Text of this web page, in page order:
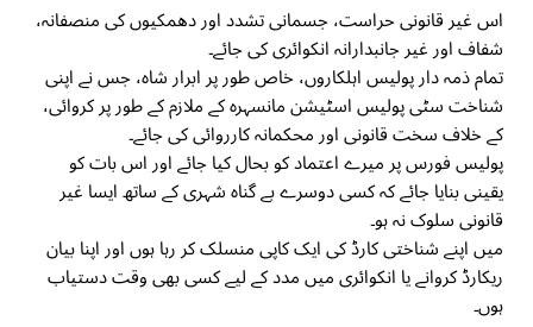
اس غیر قانونی حراست، جسمانی تشدد اور دھمکیوں کی منصفانہ،
شفاف اور غیر جانبدارانہ انکوائری کی جائے۔
تمام ذمہ دار پولیس اہلکاروں، خاص طور پر ابرار شاہ، جس نے اپنی
شناخت سٹی پولیس اسٹیشن مانسہرہ کے ملازم کے طور پر کروائی،
کے خلاف سخت قانونی اور محکمانہ کارروائی کی جائے۔
پولیس فورس پر میرے اعتماد کو بحال کیا جائے اور اس بات کو
یقینی بنایا جائے کہ کسی دوسرے بے گناہ شہری کے ساتھ ایسا غیر
قانونی سلوک نہ ہو۔
میں اپنے شناختی کارڈ کی ایک کاپی منسلک کر رہا ہوں اور اپنا بیان
ریکارڈ کروانے یا انکوائری میں مدد کے لیے کسی بھی وقت دستیاب
ہوں۔